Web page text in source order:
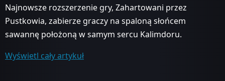
Najnowsze rozszerzenie gry, Zahartowani przez
Pustkowia, zabierze graczy na spaloną słońcem
sawannę położoną w samym sercu Kalimdoru.
Wyświetl cały artykuł